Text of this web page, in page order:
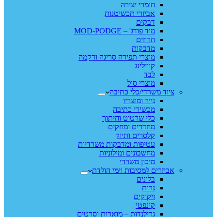
חומרי יצירה
אביזרי תכשיטנות
דבקים
מוד פודג' – MOD-PODGE
חרוזים
מדבקות
מוצרי תפירה סריגה ורקמה
קווילינג
לבד
מוצרי סול
ציוד משרדי/כלי כתיבה
נייר ומוצריו
מכשירי כתיבה
כלי שרטוט וחיתוך
מחדדים ומחקים
קלסרים ותיוק
עטיפות ומדבקות משרדיות
מחשבונים ומילוניות
מיכון משרדי
אביזרים למסיבות וימי הולדת
בלונים
נרות
זיקוקים
קונפטי
גרילנדות – מוארות וסרטים